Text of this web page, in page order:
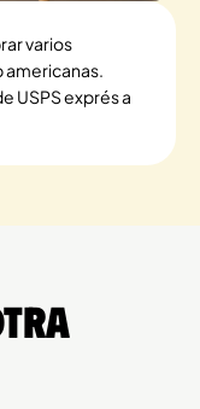
varios
americanas.
USPS exprés a